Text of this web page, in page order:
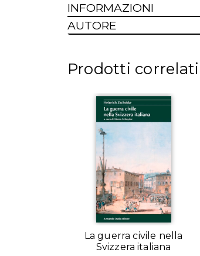
INFORMAZIONI
AUTORE
Prodotti correlati
La guerra civile nella
Svizzera italiana